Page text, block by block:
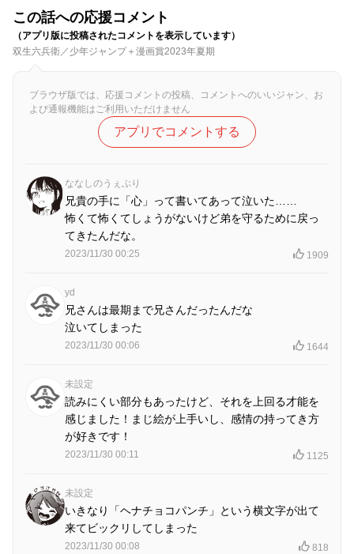
この話への応援コメント
（アプリ版に投稿されたコメントを表示しています）
双生六兵衛／少年ジャンプ＋漫画賞2023年夏期
ブラウザ版では、応援コメントの投稿、コメントへのいいジャン、お
よび通報機能はご利用いただけません
アプリでコメントする
ななしのうぇぶり
兄貴の手に「心」って書いてあって泣いた……
怖くて怖くてしょうがないけど弟を守るために戻っ
てきたんだな。
2023/11/30 00:25 1909
yd
兄さんは最期まで兄さんだったんだな
泣いてしまった
2023/11/30 00:06 1644
未設定
読みにくい部分もあったけど、それを上回る才能を
感じました！まじ絵が上手いし、感情の持ってき方
が好きです！
2023/11/30 00:11 1125
未設定
いきなり「ヘナチョコパンチ」という横文字が出て
来てビックリしてしまった
2023/11/30 00:08 818